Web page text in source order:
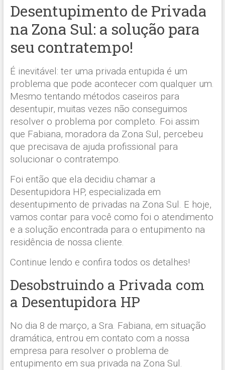
Desentupimento de Privada
na Zona Sul: a solução para
seu contratempo!
É inevitável: ter uma privada entupida é um
problema que pode acontecer com qualquer um.
Mesmo tentando métodos caseiros para
desentupir, muitas vezes não conseguimos
resolver o problema por completo. Foi assim
que Fabiana, moradora da Zona Sul, percebeu
que precisava de ajuda profissional para
solucionar o contratempo.
Foi então que ela decidiu chamar a
Desentupidora HP, especializada em
desentupimento de privadas na Zona Sul. E hoje,
vamos contar para você como foi o atendimento
e a solução encontrada para o entupimento na
residência de nossa cliente.
Continue lendo e confira todos os detalhes!
Desobstruindo a Privada com
a Desentupidora HP
No dia 8 de março, a Sra. Fabiana, em situação
dramática, entrou em contato com a nossa
empresa para resolver o problema de
entupimento em sua privada na Zona Sul.